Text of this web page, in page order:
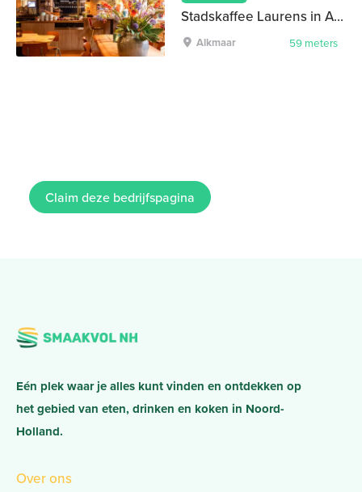
Stadskaffee Laurens in Alkmaar
Alkmaar 59 meters
Claim deze bedrijfspagina
Eén plek waar je alles kunt vinden en ontdekken op
het gebied van eten, drinken en koken in Noord-
Holland.
Over ons